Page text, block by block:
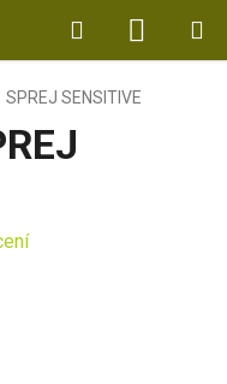
Hledat
KOŠÍK
SENSITIVE